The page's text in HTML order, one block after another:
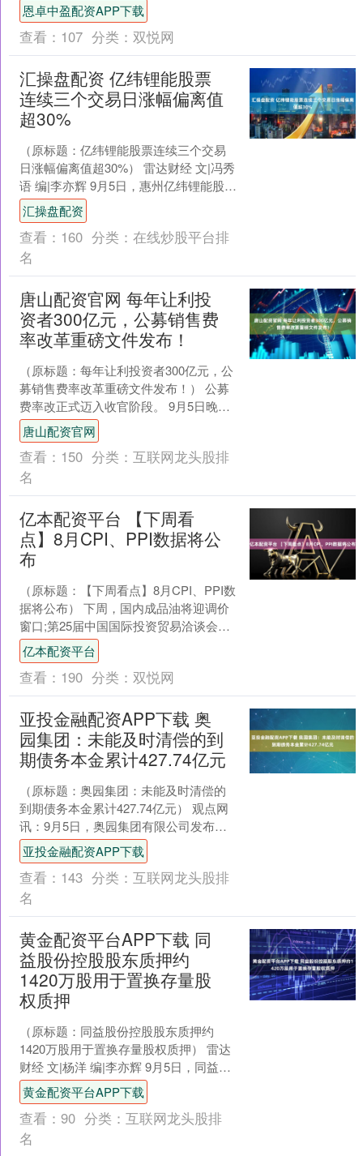
召....
恩卓中盈配资APP下载
查看： 107 分类： 双悦网
汇操盘配资 亿纬锂能股票
连续三个交易日涨幅偏离值
超30%
（原标题：亿纬锂能股票连续三个交易
日涨幅偏离值超30%） 雷达财经 文|冯秀
语 编|李亦辉 9月5日，惠州亿纬锂能股份
有限公司（证券代码：300014，证券简
称....
汇操盘配资
查看： 160 分类： 在线炒股平台排
名
唐山配资官网 每年让利投
资者300亿元，公募销售费
率改革重磅文件发布！
（原标题：每年让利投资者300亿元，公
募销售费率改革重磅文件发布！） 公募
费率改正式迈入收官阶段。 9月5日晚
间，证监会正式发布《公开募集证券投
资基金销售费用管....
唐山配资官网
查看： 150 分类： 互联网龙头股排
名
亿本配资平台 【下周看
点】8月CPI、PPI数据将公
布
（原标题：【下周看点】8月CPI、PPI数
据将公布） 下周，国内成品油将迎调价
窗口;第25届中国国际投资贸易洽谈会等
多个重要会议将举行;国家统计局将公布8
月CP....
亿本配资平台
查看： 190 分类： 双悦网
亚投金融配资APP下载 奥
园集团：未能及时清偿的到
期债务本金累计427.74亿元
（原标题：奥园集团：未能及时清偿的
到期债务本金累计427.74亿元） 观点网
讯：9月5日，奥园集团有限公司发布公
告，披露了公司当前面临的债务清偿及
未决诉讼情况。....
亚投金融配资APP下载
查看： 143 分类： 互联网龙头股排
名
黄金配资平台APP下载 同
益股份控股股东质押约
1420万股用于置换存量股
权质押
（原标题：同益股份控股股东质押约
1420万股用于置换存量股权质押） 雷达
财经 文|杨洋 编|李亦辉 9月5日，同益股
份（证券代码：300538）发布公告称，
公司....
黄金配资平台APP下载
查看： 90 分类： 互联网龙头股排
名